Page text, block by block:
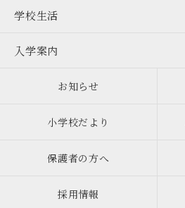
学校生活
入学案内
お知らせ
小学校だより
保護者の方へ
採用情報